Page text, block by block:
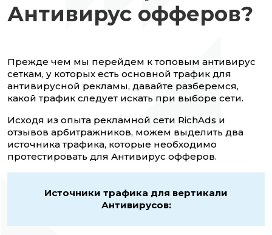
Антивирус офферов?
Прежде чем мы перейдем к топовым антивирус
сеткам, у которых есть основной трафик для
антивирусной рекламы, давайте разберемся,
какой трафик следует искать при выборе сети.
Исходя из опыта рекламной сети RichAds и
отзывов арбитражников, можем выделить два
источника трафика, которые необходимо
протестировать для Антивирус офферов.
Источники трафика для вертикали
Антивирусов: